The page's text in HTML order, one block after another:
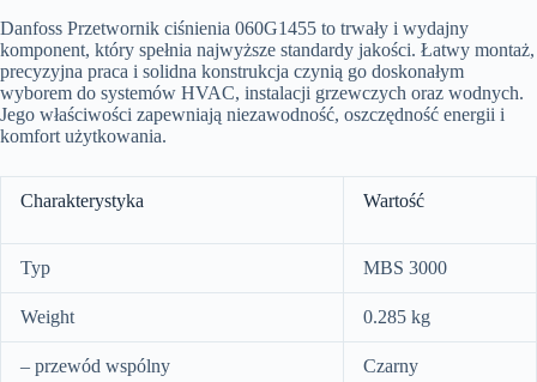
Danfoss Przetwornik ciśnienia 060G1455 to trwały i wydajny
komponent, który spełnia najwyższe standardy jakości. Łatwy montaż,
precyzyjna praca i solidna konstrukcja czynią go doskonałym
wyborem do systemów HVAC, instalacji grzewczych oraz wodnych.
Jego właściwości zapewniają niezawodność, oszczędność energii i
komfort użytkowania.
Charakterystyka Wartość
Typ MBS 3000
Weight 0.285 kg
– przewód wspólny Czarny